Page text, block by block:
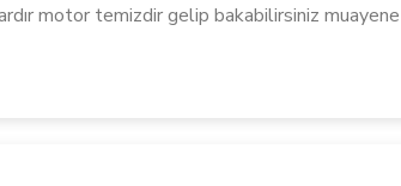
motor temizdir gelip bakabilirsiniz